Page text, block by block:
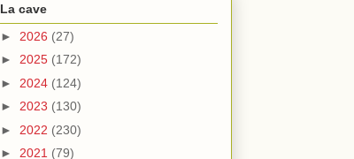
La cave
► 2026 (27)
► 2025 (172)
► 2024 (124)
► 2023 (130)
► 2022 (230)
► 2021 (79)